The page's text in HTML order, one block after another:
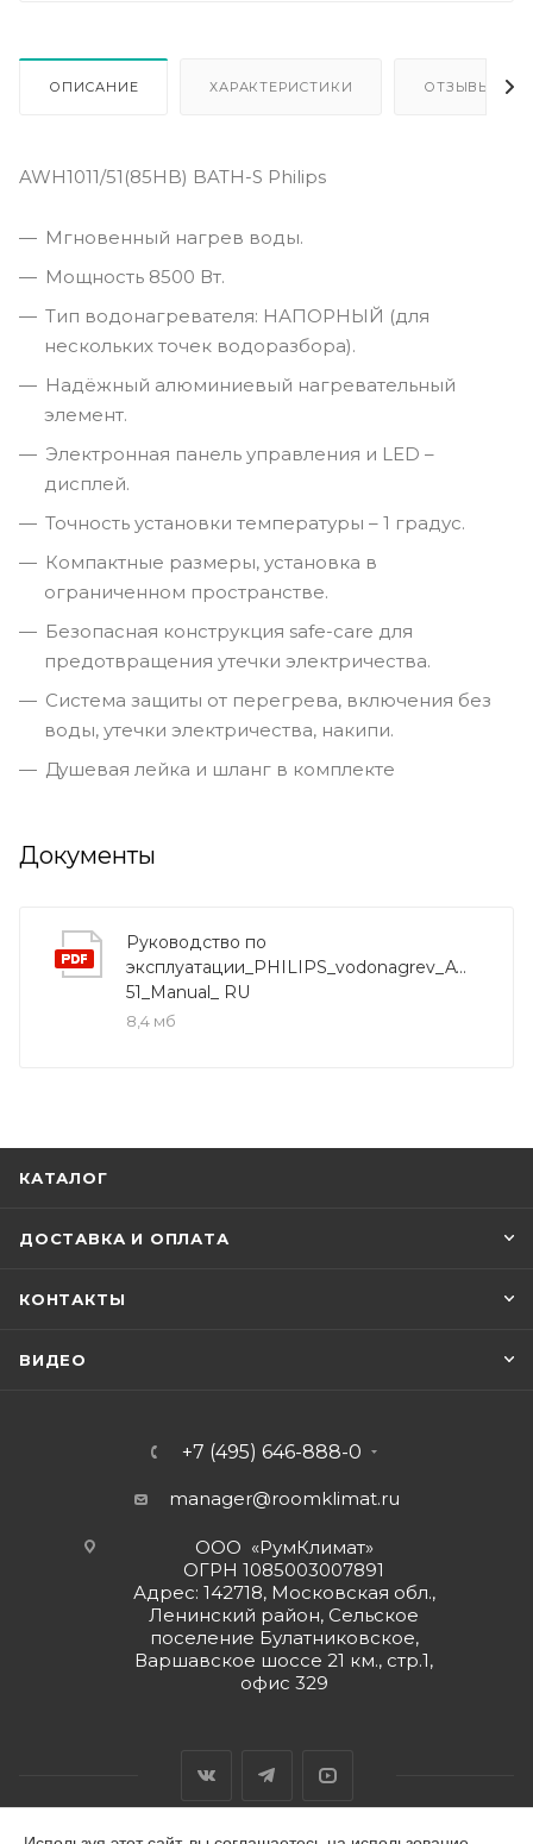
ОПИСАНИЕ ХАРАКТЕРИСТИКИ ОТЗЫВЫ
AWH1011/51(85HB) BATH-S Philips
Мгновенный нагрев воды.
Мощность 8500 Вт.
Тип водонагревателя: НАПОРНЫЙ (для
нескольких точек водоразбора).
Надёжный алюминиевый нагревательный
элемент.
Электронная панель управления и LED –
дисплей.
Точность установки температуры – 1 градус.
Компактные размеры, установка в
ограниченном пространстве.
Безопасная конструкция safe-care для
предотвращения утечки электричества.
Система защиты от перегрева, включения без
воды, утечки электричества, накипи.
Душевая лейка и шланг в комплекте
Документы
Руководство по
эксплуатации_PHILIPS_vodonagrev_AWH1011-
51_Manual_ RU
8,4 мб
КАТАЛОГ
ДОСТАВКА И ОПЛАТА
КОНТАКТЫ
ВИДЕО
+7 (495) 646-888-0
manager@roomklimat.ru
ООО «РумКлимат»
ОГРН 1085003007891
Адрес: 142718, Московская обл.,
Ленинский район, Сельское
поселение Булатниковское,
Варшавское шоссе 21 км., стр.1,
офис 329